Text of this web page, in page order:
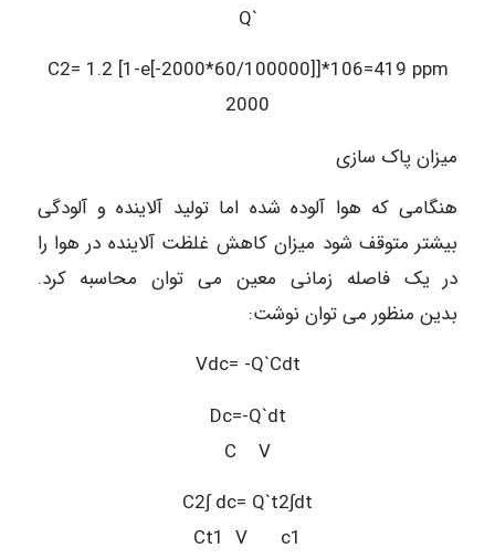
Q`
C2= 1.2 [1-e[-2000*60/100000]]*106=419 ppm
2000
میزان پاک سازی
هنگامی که هوا آلوده شده اما تولید آلاینده و آلودگی
بیشتر متوقف شود میزان کاهش غلظت آلاینده در هوا را
در یک فاصله زمانی معین می توان محاسبه کرد.
بدین منظور می توان نوشت:
Vdc= -Q`Cdt
Dc=-Q`dt
C V
C2∫ dc= Q`t2∫dt
Ct1 V c1